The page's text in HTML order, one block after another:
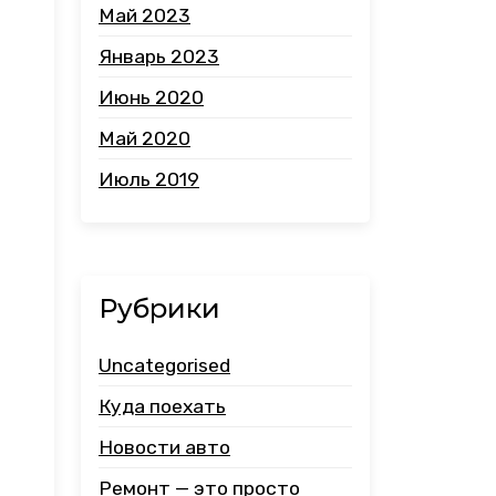
Май 2023
Январь 2023
Июнь 2020
Май 2020
Июль 2019
Рубрики
Uncategorised
Куда поехать
Новости авто
Ремонт — это просто